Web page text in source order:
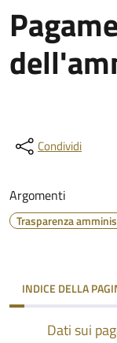
Condividi
Argomenti
Trasparenza
INDICE DELLA
Dati sui